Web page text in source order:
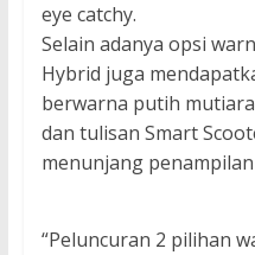
eye catchy.
Selain adanya opsi
Hybrid juga
berwarna putih
dan tulisan Smart
menunjang
“Peluncuran 2 pilihan